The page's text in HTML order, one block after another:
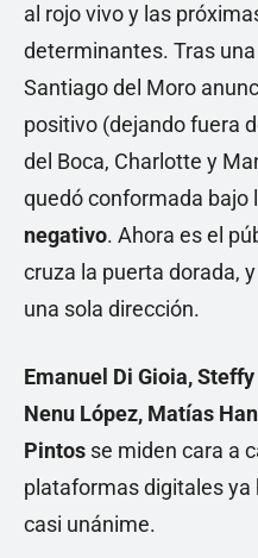
al rojo vivo y las
determinantes. Tras
Santiago del Moro
positivo (dejando fuera
del Boca, Charlotte y
quedó conformada bajo
negativo. Ahora es el
cruza la puerta dorada,
una sola dirección.
Emanuel Di Gioia,
Nenu López, Matías
Pintos se miden cara a
plataformas digitales
casi unánime.